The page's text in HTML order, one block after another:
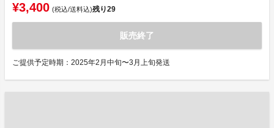
¥3,400 (税込/送料込)残り29
販売終了
ご提供予定時期：2025年2月中旬〜3月上旬発送